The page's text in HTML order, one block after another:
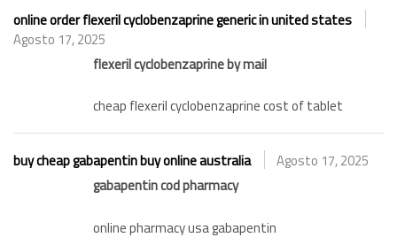
online order flexeril cyclobenzaprine generic in united states
Agosto 17, 2025
flexeril cyclobenzaprine by mail
cheap flexeril cyclobenzaprine cost of tablet
buy cheap gabapentin buy online australia
Agosto 17, 2025
gabapentin cod pharmacy
online pharmacy usa gabapentin